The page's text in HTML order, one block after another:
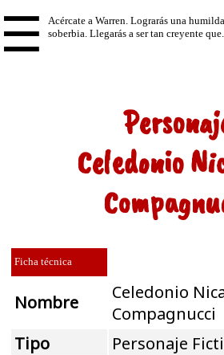
☰
Celedonio
Ficha técnica
Nombre
Celedonio
Compagnucci
Tipo
Personaje